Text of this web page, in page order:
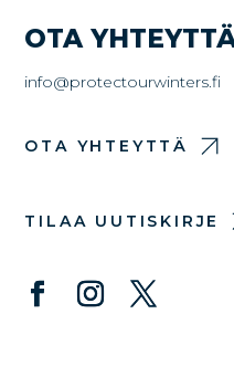
OTA
info@protectourwinters.fi
OTA YHTEYTTÄ
TILAA UUTISKIRJE